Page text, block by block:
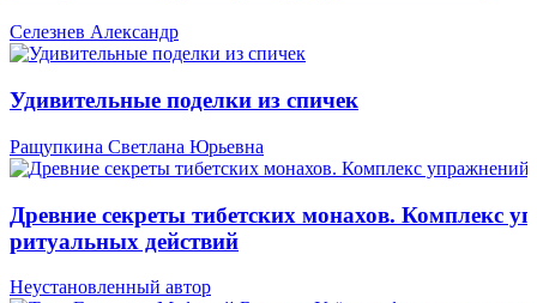
Селезнев Александр
Удивительные поделки из спичек
Ращупкина Светлана Юрьевна
Древние секреты тибетских монахов. Комплекс
ритуальных действий
Неустановленный автор